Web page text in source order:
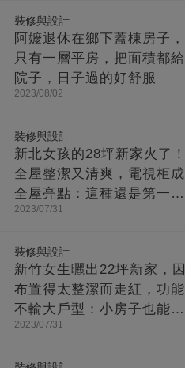
裝修與設計
阿嬤退休在鄉下蓋棟房子，
只有一層平房，把面積都給
院子，日子過的好舒服
2023/08/02
裝修與設計
新北女孩的28坪新家火了！
全屋整潔又清爽，電視柜成
全屋亮點：這種還是第一次
見！
2023/07/31
裝修與設計
新竹女生曬出22坪新家，因
布置得太整潔而走紅，功能
不輸大戶型：小房子也能住
出幸福感
2023/07/31